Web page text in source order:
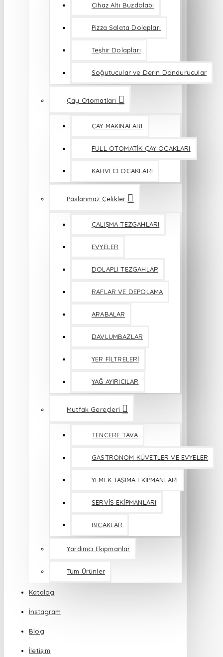
Cihaz Altı Buzdolabı
Pizza Salata Dolapları
Teşhir Dolapları
Soğutucular ve Derin Dondurucular
Çay Otomatları
ÇAY MAKİNALARI
FULL OTOMATİK ÇAY OCAKLARI
KAHVECİ OCAKLARI
Paslanmaz Çelikler
ÇALIŞMA TEZGAHLARI
EVYELER
DOLAPLI TEZGAHLAR
RAFLAR VE DEPOLAMA
ARABALAR
DAVLUMBAZLAR
YER FİLTRELERİ
YAĞ AYIRICILAR
Mutfak Gereçleri
TENCERE TAVA
GASTRONOM KÜVETLER VE EVYELER
YEMEK TAŞIMA EKİPMANLARI
SERVİS EKİPMANLARI
BIÇAKLAR
Yardımcı Ekipmanlar
Tüm Ürünler
Katalog
İnstagram
Blog
İletişim